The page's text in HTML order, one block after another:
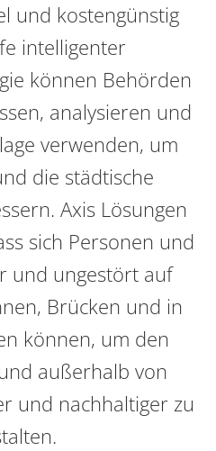
und kostengünstig
intelligenter
können Behörden
analysieren und
verwenden, um
die städtische
Axis Lösungen
sich Personen und
und ungestört auf
Brücken und in
können, um den
außerhalb von
und nachhaltiger zu